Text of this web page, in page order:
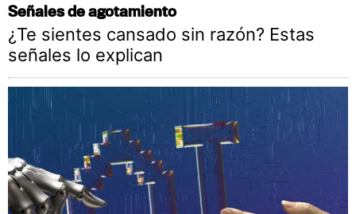
Señales de agotamiento
¿Te sientes cansado sin razón? Estas
señales lo explican